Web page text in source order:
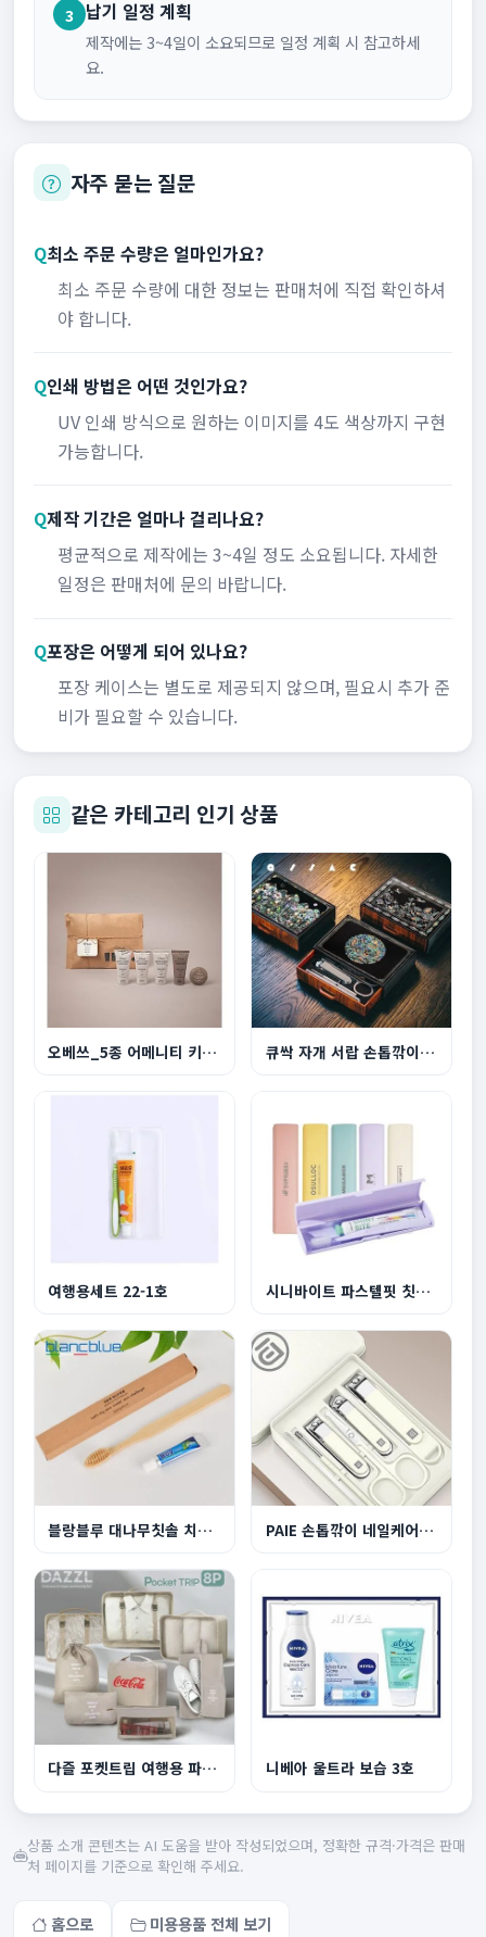
3 납기 일정 계획
제작에는 3~4일이 소요되므로 일정 계획 시 참고하세
요.
자주 묻는 질문
Q최소 주문 수량은 얼마인가요?
최소 주문 수량에 대한 정보는 판매처에 직접 확인하셔
야 합니다.
Q인쇄 방법은 어떤 것인가요?
UV 인쇄 방식으로 원하는 이미지를 4도 색상까지 구현
가능합니다.
Q제작 기간은 얼마나 걸리나요?
평균적으로 제작에는 3~4일 정도 소요됩니다. 자세한
일정은 판매처에 문의 바랍니다.
Q포장은 어떻게 되어 있나요?
포장 케이스는 별도로 제공되지 않으며, 필요시 추가 준
비가 필요할 수 있습니다.
같은 카테고리 인기 상품
오베쓰_5종 어메니티 키트 선물세트 큐싹 자개 서랍 손톱깎이 6종 세트
여행용세트 22-1호 시니바이트 파스텔핏 칫솔치약 세트(국내생산)
블랑블루 대나무칫솔 치약 종이케이스 세트 PAIE 손톱깎이 네일케어세트 6P
다즐 포켓트립 여행용 파우치 8종세트 고급선물케이... 니베아 울트라 보습 3호
상품 소개 콘텐츠는 AI 도움을 받아 작성되었으며, 정확한 규격·가격은 판매
처 페이지를 기준으로 확인해 주세요.
홈으로 미용용품 전체 보기